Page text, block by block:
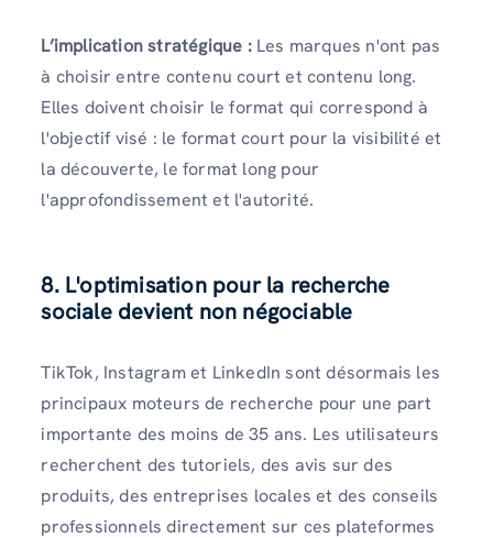
L’implication stratégique :Les marques n'ont pas
à choisir entre contenu court et contenu long.
Elles doivent choisir le format qui correspond à
l'objectif visé : le format court pour la visibilité et
la découverte, le format long pour
l'approfondissement et l'autorité.
8. L'optimisation pour la recherche
sociale devient non négociable
TikTok, Instagram et LinkedIn sont désormais les
principaux moteurs de recherche pour une part
importante des moins de 35 ans. Les utilisateurs
recherchent des tutoriels, des avis sur des
produits, des entreprises locales et des conseils
professionnels directement sur ces plateformes